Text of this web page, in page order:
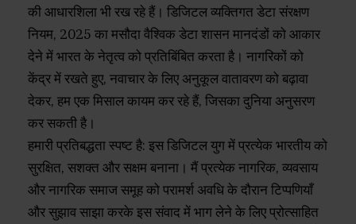
की आधारशिला भी रख रहे हैं। डिजिटल व्यक्तिगत डेटा संरक्षण
नियम, 2025 का मसौदा वैश्विक डेटा शासन मानदंडों को आकार
देने में भारत के नेतृत्व को प्रतिबिंबित करता है। नागरिकों को
केंद्र में रखते हुए, नवाचार के लिए अनुकूल वातावरण को बढ़ावा
देकर, हम एक मिसाल कायम कर रहे हैं, जिसका दुनिया अनुसरण
कर सकती है।
हमारी प्रतिबद्धता स्पष्ट है: इस डिजिटल युग में प्रत्येक भारतीय को
सुरक्षित, सशक्त और सक्षम बनाना। मैं प्रत्येक नागरिक, व्यवसाय
और नागरिक समाज समूह को परामर्श अवधि के दौरान टिप्पणियाँ
और सुझाव साझा करके इस संवाद में भाग लेने के लिए प्रोत्साहित